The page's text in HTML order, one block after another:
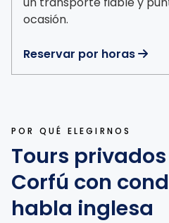
ocasión.
Reservar por horas 
POR QUÉ ELEGIRNOS
Tours
Corfú con
habla inglesa